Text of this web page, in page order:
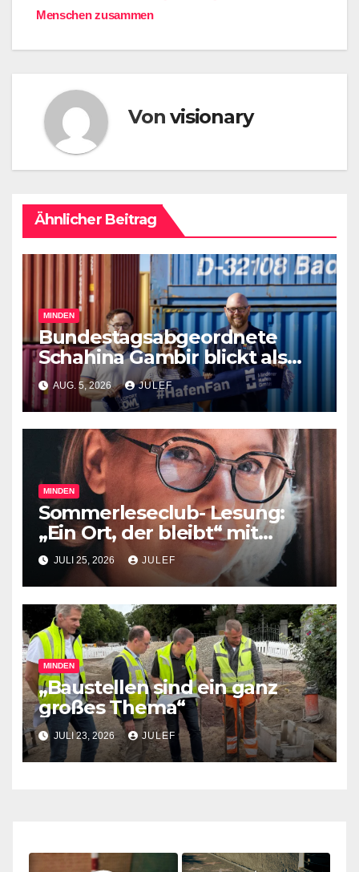
Menschen zusammen
Vonvisionary
Ähnlicher Beitrag
MINDEN
Bundestagsabgeordnete
Schahina Gambir blickt als
Praktikantin hinter die
Kulissen des Mindener
Industriehafens und des
RegioPorts OWL
AUG. 5, 2026 JULEF
MINDEN
Sommerleseclub- Lesung:
„Ein Ort, der bleibt“ mit
Sandra Lüpkes
JULI 25, 2026 JULEF
MINDEN
„Baustellen sind ein ganz
großes Thema“
JULI 23, 2026 JULEF